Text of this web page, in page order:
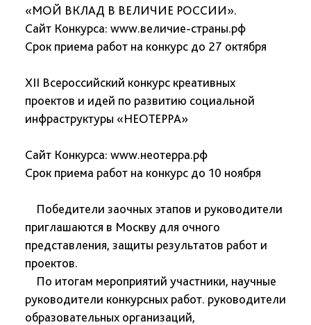
«МОЙ ВКЛАД В ВЕЛИЧИЕ РОССИИ».
Сайт Конкурса: www.величие-страны.рф
Срок приема работ на конкурс до 27 октября
XII Всероссийский конкурс креативных
проектов и идей по развитию социальной
инфраструктуры «НЕОТЕРРА»
Сайт Конкурса: www.неотерра.рф
Срок приема работ на конкурс до 10 ноября
Победители заочных этапов и руководители
приглашаются в Москву для очного
представления, защиты результатов работ и
проектов.
По итогам мероприятий участники, научные
руководители конкурсных работ. руководители
образовательных организаций,